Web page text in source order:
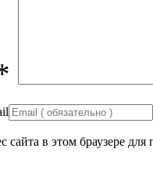
сайта в этом браузере